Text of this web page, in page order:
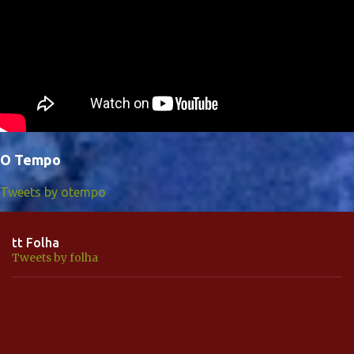
O Tempo
Tweets by otempo
tt Folha
Tweets by folha